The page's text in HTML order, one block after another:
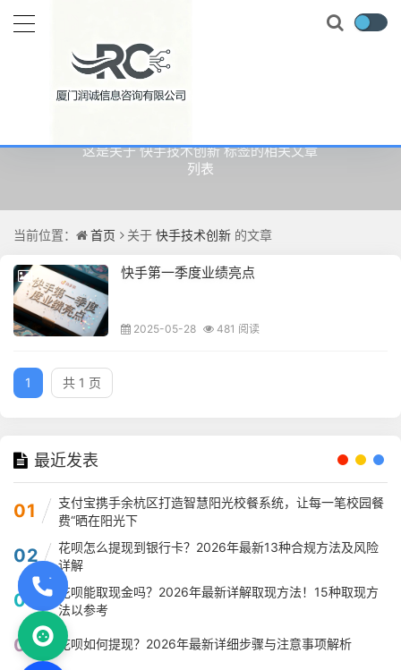
关于快手技术创新
这是关于 快手技术创新 标签的相关文章
列表
当前位置： 首页 关于 快手技术创新 的文章
快手第一季度业绩亮点
2025-05-28 481 阅读
1 共 1 页
最近发表
01
支付宝携手余杭区打造智慧阳光校餐系统，让每一笔校园餐
费“晒在阳光下
02
花呗怎么提现到银行卡？2026年最新13种合规方法及风险
详解
03
花呗能取现金吗？2026年最新详解取现方法！15种取现方
法以参考
04 花呗如何提现？2026年最新详细步骤与注意事项解析